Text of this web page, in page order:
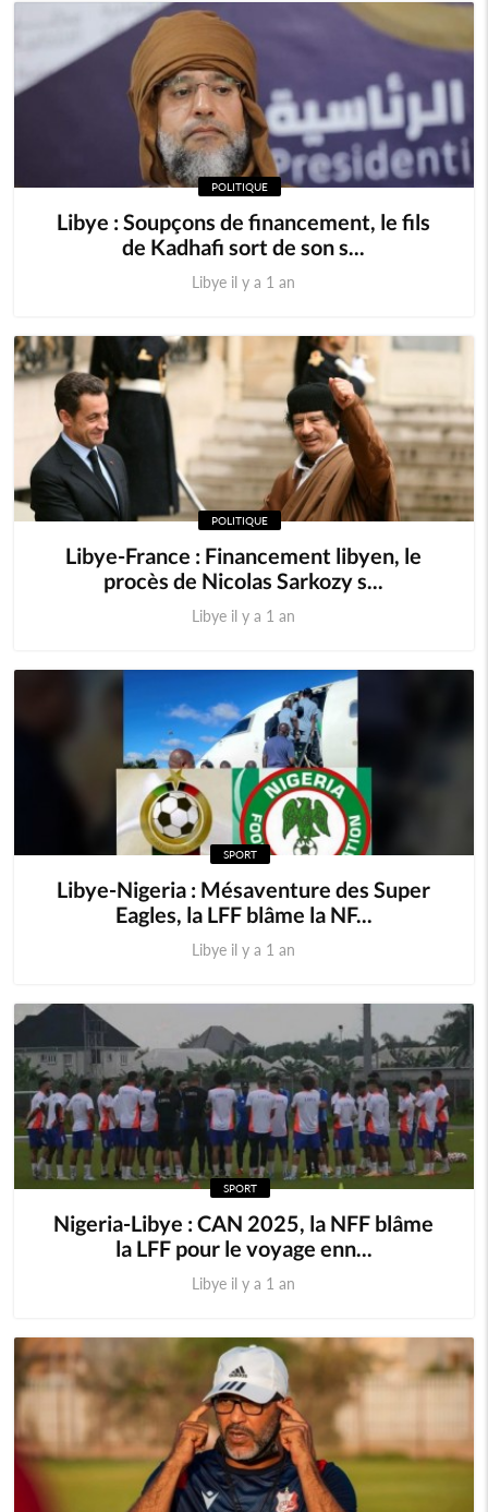
POLITIQUE
Libye : Soupçons de financement, le fils
de Kadhafi sort de son s...
Libye il y a 1 an
POLITIQUE
Libye-France : Financement libyen, le
procès de Nicolas Sarkozy s...
Libye il y a 1 an
SPORT
Libye-Nigeria : Mésaventure des Super
Eagles, la LFF blâme la NF...
Libye il y a 1 an
SPORT
Nigeria-Libye : CAN 2025, la NFF blâme
la LFF pour le voyage enn...
Libye il y a 1 an